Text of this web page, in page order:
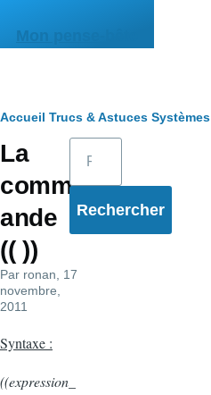
Mon pense-bête
Fil
d'Ariane
Accueil Trucs & Astuces Systèmes
La
comm
ande
(( ))
Par ronan , 17
novembre,
2011
Syntaxe :
((expression_